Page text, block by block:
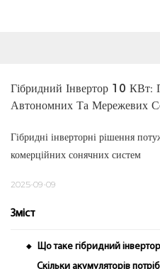
Гібридний Інвертор 10
Автономних Та Мережевих
Гібридні інверторні рішення
комерційних сонячних систем
2025-09-09
Зміст
◆ Що таке гібридний
Скільки акумуляторів